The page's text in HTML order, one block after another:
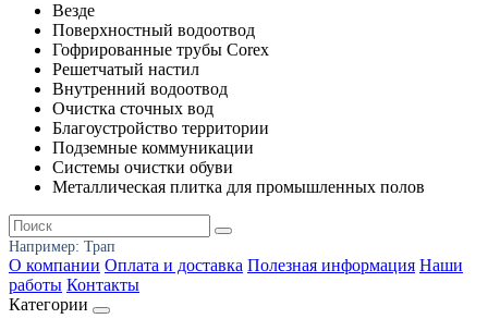
Везде
Поверхностный водоотвод
Гофрированные трубы Corex
Решетчатый настил
Внутренний водоотвод
Очистка сточных вод
Благоустройство территории
Подземные коммуникации
Системы очистки обуви
Металлическая плитка для промышленных полов
Например: Трап
О компании Оплата и доставка Полезная информация Наши
работы Контакты
Категории